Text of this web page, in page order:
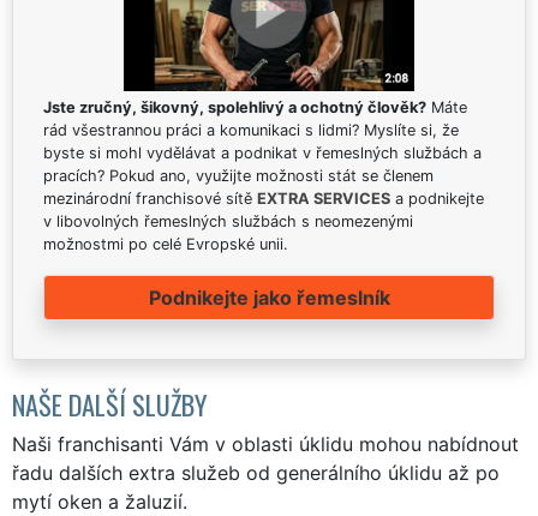
Jste zručný, šikovný, spolehlivý a ochotný člověk? Máte
rád všestrannou práci a komunikaci s lidmi? Myslíte si, že
byste si mohl vydělávat a podnikat v řemeslných službách a
pracích? Pokud ano, využijte možnosti stát se členem
mezinárodní franchisové sítě EXTRA SERVICES a podnikejte
v libovolných řemeslných službách s neomezenými
možnostmi po celé Evropské unii.
Podnikejte jako řemeslník
NAŠE DALŠÍ SLUŽBY
Naši franchisanti Vám v oblasti úklidu mohou nabídnout
řadu dalších extra služeb od generálního úklidu až po
mytí oken a žaluzií.